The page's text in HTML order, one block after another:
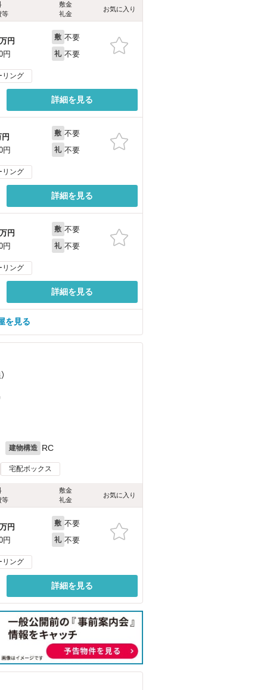
等
敷金
礼金
お気に入り
円
円
敷 不要
礼 不要
リング
詳細を見る
円
敷 不要
礼 不要
リング
詳細を見る
円
円
敷 不要
礼 不要
リング
詳細を見る
を見る
建物構造 RC
宅配ボックス
等
敷金
礼金
お気に入り
円
円
敷 不要
礼 不要
リング
詳細を見る